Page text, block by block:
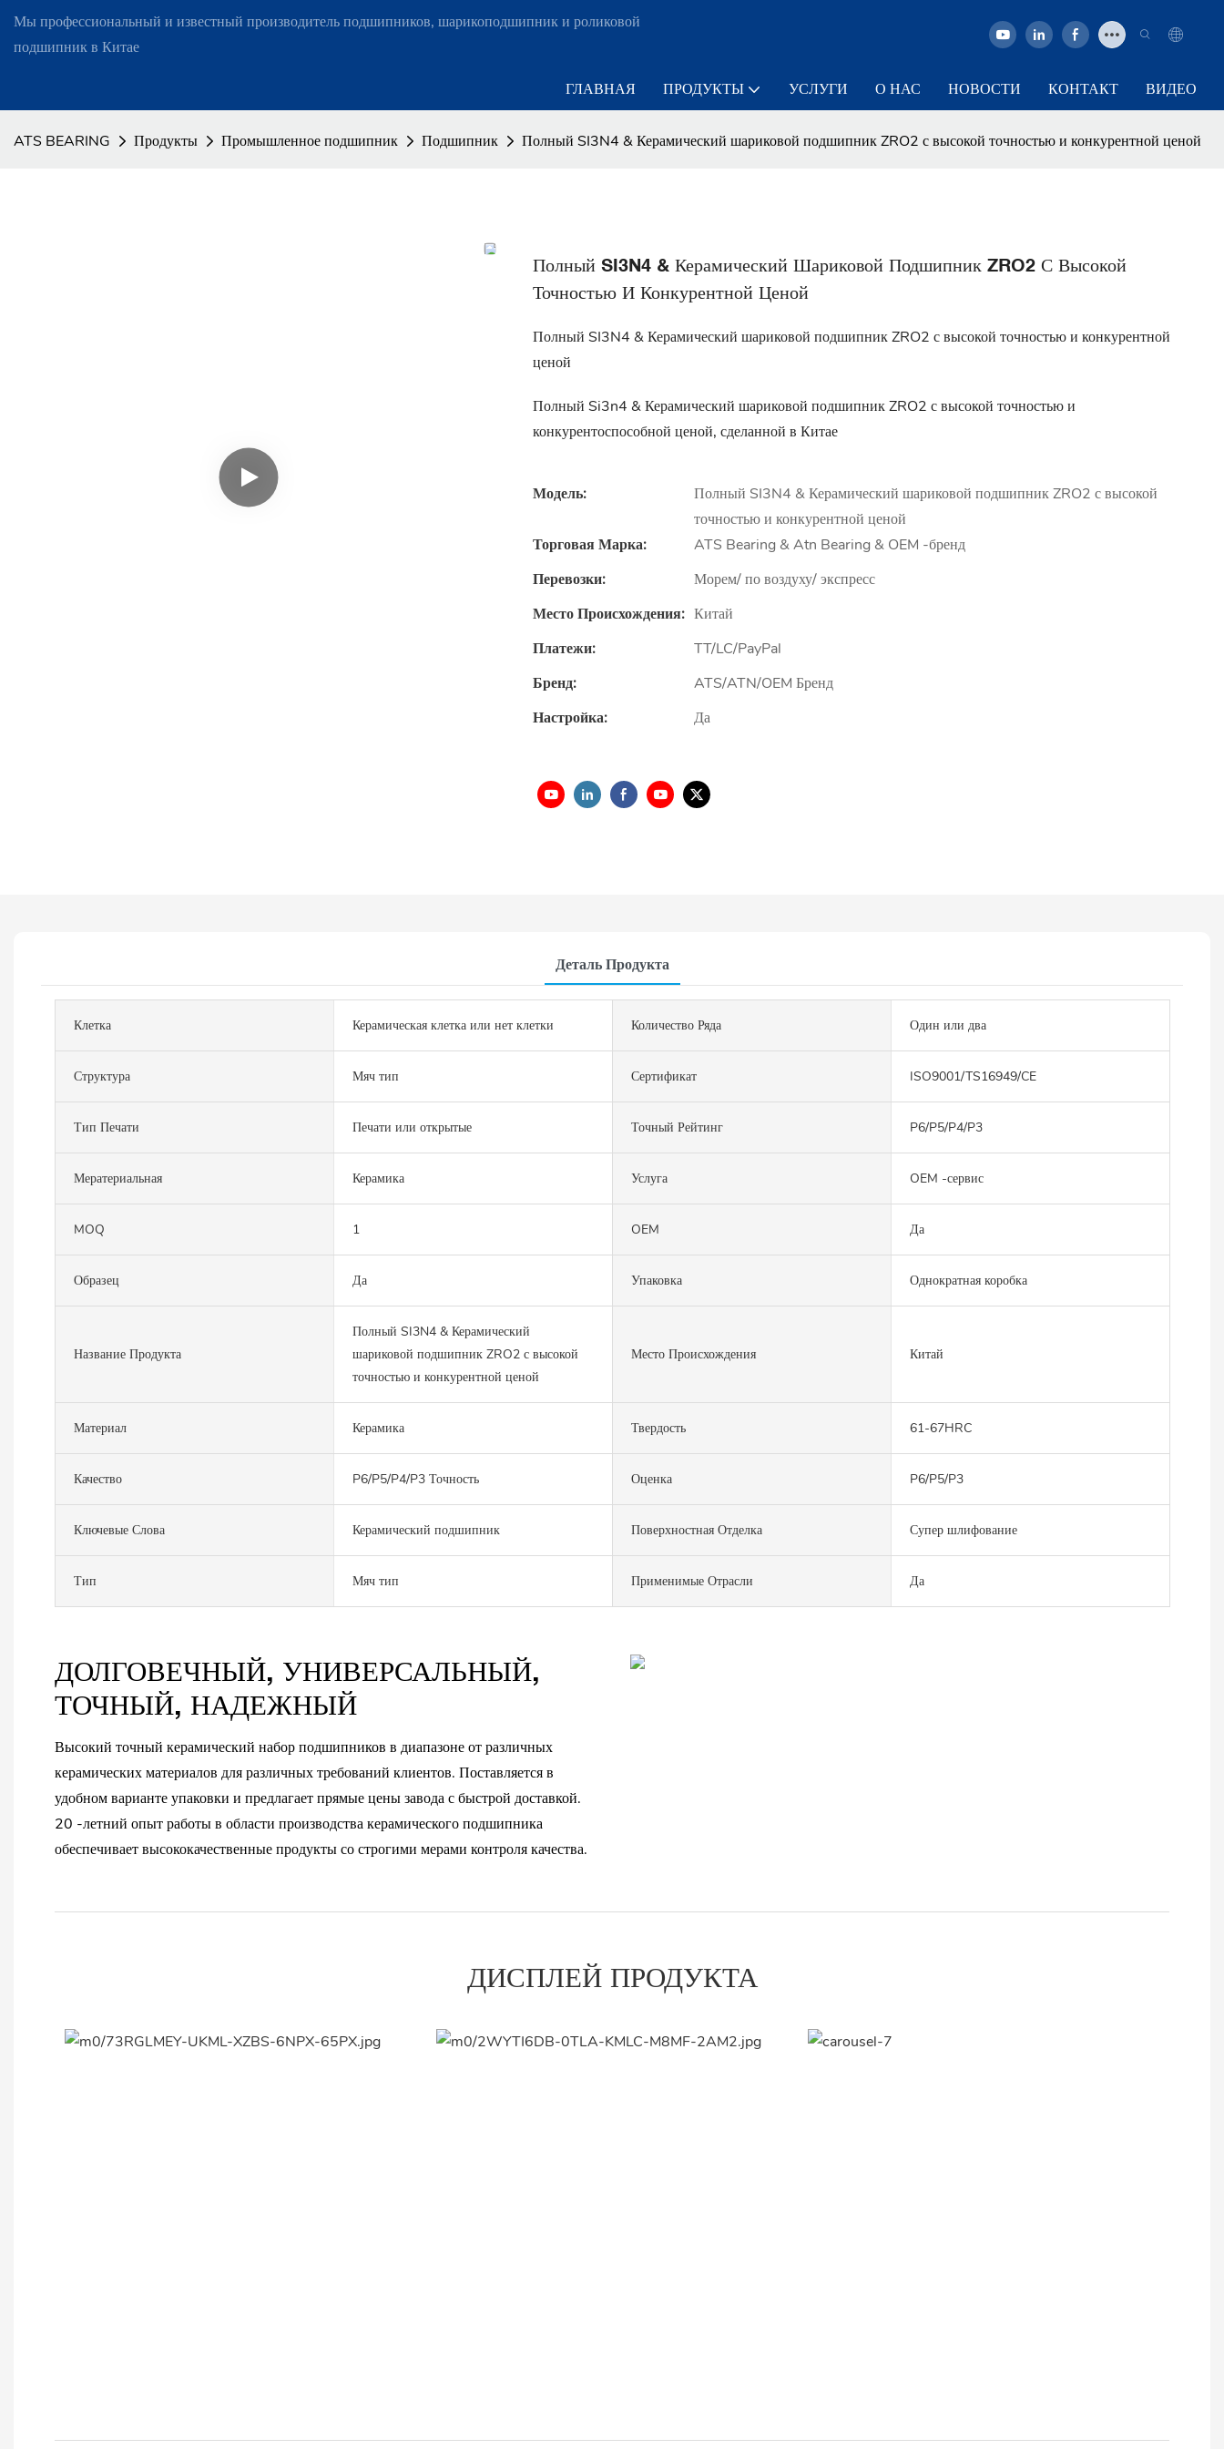
Мы профессиональный и известный производитель подшипников, шарикоподшипник и роликовой
подшипник в Китае
ГЛАВНАЯ ПРОДУКТЫ УСЛУГИ О НАС НОВОСТИ КОНТАКТ ВИДЕО
ATS BEARING Продукты Промышленное подшипник Подшипник Полный SI3N4 & Керамический шариковой подшипник ZRO2 с высокой точностью и конкурентной ценой
Полный SI3N4 & Керамический Шариковой Подшипник ZRO2 С Высокой
Точностью И Конкурентной Ценой
Полный SI3N4 & Керамический шариковой подшипник ZRO2 с высокой точностью и конкурентной
ценой
Полный Si3n4 & Керамический шариковой подшипник ZRO2 с высокой точностью и
конкурентоспособной ценой, сделанной в Китае
Модель:
Полный SI3N4 & Керамический шариковой подшипник ZRO2 с высокой
точностью и конкурентной ценой
Торговая Марка:
ATS Bearing & Atn Bearing & OEM -бренд
Перевозки:
Морем/ по воздуху/ экспресс
Место Происхождения: Китай
Платежи:
TT/LC/PayPal
Бренд:
ATS/ATN/OEM Бренд
Настройка:
Да
Деталь Продукта
Клетка Керамическая клетка или нет клетки Количество Ряда Один или два
Структура Мяч тип Сертификат ISO9001/TS16949/CE
Тип Печати Печати или открытые Точный Рейтинг P6/P5/P4/P3
Мератериальная Керамика Услуга OEM -сервис
MOQ 1 OEM Да
Образец Да Упаковка Однократная коробка
Название Продукта
Полный SI3N4 & Керамический
шариковой подшипник ZRO2 с высокой
точностью и конкурентной ценой
Место Происхождения Китай
Материал Керамика Твердость 61-67HRC
Качество P6/P5/P4/P3 Точность Оценка P6/P5/P3
Ключевые Слова Керамический подшипник Поверхностная Отделка Супер шлифование
Тип Мяч тип Применимые Отрасли Да
ДОЛГОВЕЧНЫЙ, УНИВЕРСАЛЬНЫЙ,
ТОЧНЫЙ, НАДЕЖНЫЙ
Высокий точный керамический набор подшипников в диапазоне от различных
керамических материалов для различных требований клиентов. Поставляется в
удобном варианте упаковки и предлагает прямые цены завода с быстрой доставкой.
20 -летний опыт работы в области производства керамического подшипника
обеспечивает высококачественные продукты со строгими мерами контроля качества.
ДИСПЛЕЙ ПРОДУКТА